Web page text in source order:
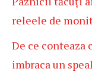
releele de
De ce conteaza
imbraca un